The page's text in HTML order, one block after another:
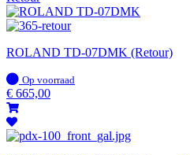
ROLAND TD-07DMK (Retour)
Op
voorraad
Op voorraad
€ 665,00